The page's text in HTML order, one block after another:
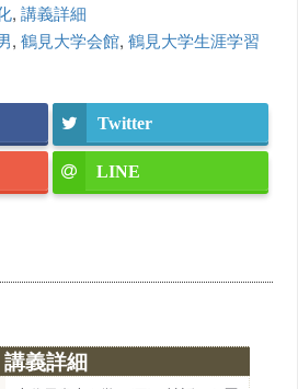
,講義詳細
,鶴見大学会館,鶴見大学生涯学習
Twitter
LINE
講義詳細